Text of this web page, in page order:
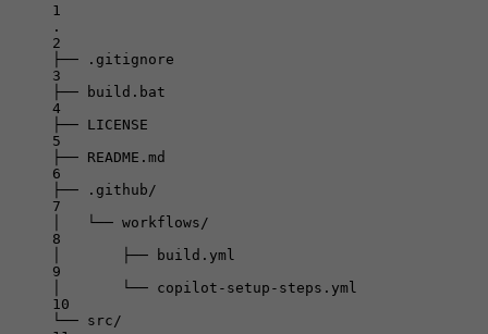
1
.
2
├── .gitignore
3
├── build.bat
4
├── LICENSE
5
├── README.md
6
├── .github/
7
│   └── workflows/
8
│       ├── build.yml
9
│       └── copilot-setup-steps.yml
10
└── src/